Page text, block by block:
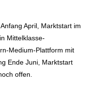
Anfang April, Marktstart im
Mittelklasse-
Medium-Plattform mit
Ende Juni, Marktstart
offen.